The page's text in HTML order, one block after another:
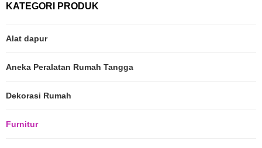
KATEGORI PRODUK
Alat dapur
Aneka Peralatan Rumah Tangga
Dekorasi Rumah
Furnitur